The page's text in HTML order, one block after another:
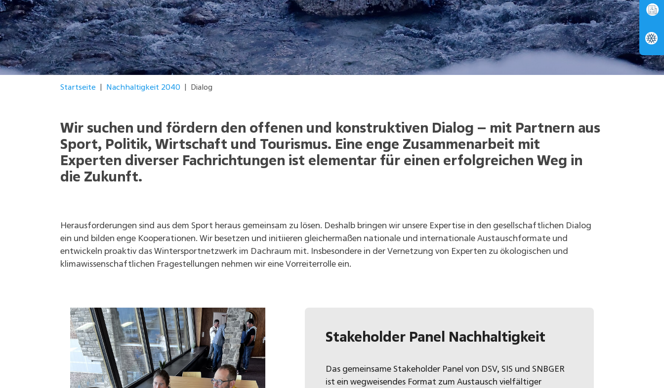
Startseite Nachhaltigkeit 2040 Dialog
Wir suchen und fördern den offenen und konstruktiven Dialog – mit Partnern aus
Sport, Politik, Wirtschaft und Tourismus. Eine enge Zusammenarbeit mit
Experten diverser Fachrichtungen ist elementar für einen erfolgreichen Weg in
die Zukunft.
Herausforderungen sind aus dem Sport heraus gemeinsam zu lösen. Deshalb bringen wir unsere Expertise in den gesellschaftlichen Dialog
ein und bilden enge Kooperationen. Wir besetzen und initiieren gleichermaßen nationale und internationale Austauschformate und
entwickeln proaktiv das Wintersportnetzwerk im Dachraum mit. Insbesondere in der Vernetzung von Experten zu ökologischen und
klimawissenschaftlichen Fragestellungen nehmen wir eine Vorreiterrolle ein.
Show larger version
Stakeholder Panel Nachhaltigkeit
Das gemeinsame Stakeholder Panel von DSV, SIS und SNBGER
ist ein wegweisendes Format zum Austausch vielfältiger